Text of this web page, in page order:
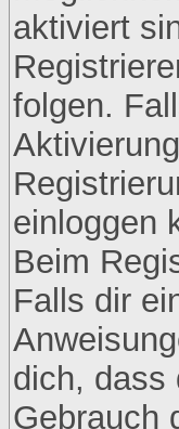
aktiviert
folgen.
einloggen
Beim
Falls dir
dich, dass
Gebrauch